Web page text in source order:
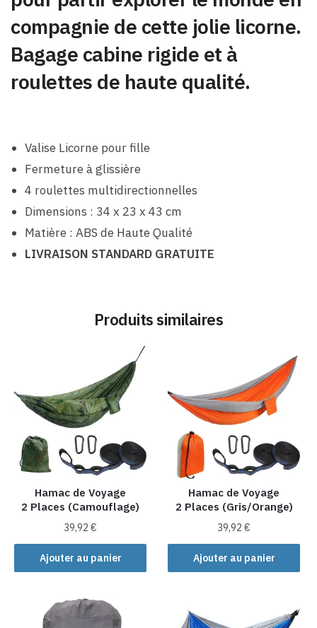
compagnie de cette jolie licorne.
Bagage cabine rigide et à
roulettes de haute qualité.
Valise Licorne pour fille
Fermeture à glissière
4 roulettes multidirectionnelles
Dimensions : 34 x 23 x 43 cm
Matière : ABS de Haute Qualité
LIVRAISON STANDARD GRATUITE
Produits similaires
Hamac de Voyage
2 Places (Camouflage)
39,92€
Ajouter au panier
Hamac de Voyage
2 Places (Gris/Orange)
39,92€
Ajouter au panier